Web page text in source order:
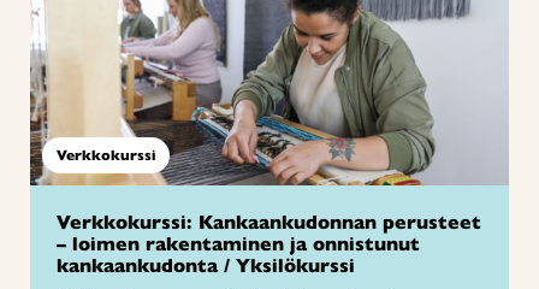
Verkkokurssi
Verkkokurssi: Kankaankudonnan perusteet
– loimen rakentaminen ja onnistunut
kankaankudonta / Yksilökurssi